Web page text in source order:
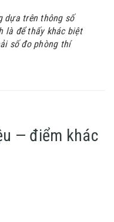
dựa trên thông số
là để thấy khác biệt
số đo phòng thí
— điểm khác